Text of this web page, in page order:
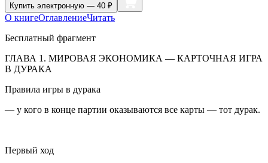
Купить электронную — 40 ₽
О книгеОглавлениеЧитать
Бесплатный фрагмент
ГЛАВА 1. МИРОВАЯ ЭКОНОМИКА — КАРТОЧНАЯ ИГРА
В ДУРАКА
Правила игры в дурака
— у кого в конце партии оказываются все карты — тот дурак.
Первый ход